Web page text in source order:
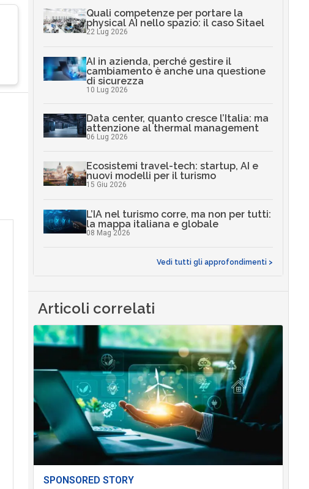
Quali competenze per portare la
physical AI nello spazio: il caso Sitael
22 Lug 2026
AI in azienda, perché gestire il
cambiamento è anche una questione
di sicurezza
10 Lug 2026
Data center, quanto cresce l’Italia: ma
attenzione al thermal management
06 Lug 2026
Ecosistemi travel-tech: startup, AI e
nuovi modelli per il turismo
15 Giu 2026
L’IA nel turismo corre, ma non per tutti:
la mappa italiana e globale
08 Mag 2026
Vedi tutti gli approfondimenti >
Articoli correlati
SPONSORED STORY